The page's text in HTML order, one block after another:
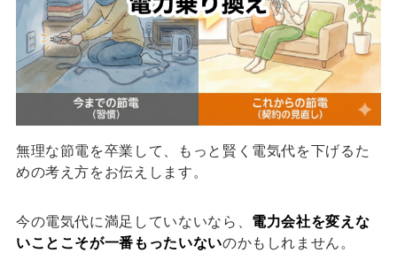
無理な節電を卒業して、もっと賢く電気代を下げるた
めの考え方をお伝えします。
今の電気代に満足していないなら、 電力会社を変えな
いことこそが一番もったいないのかもしれません。